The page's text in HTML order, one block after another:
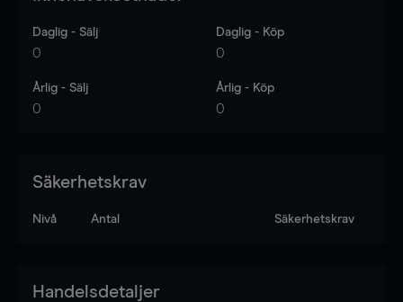
Daglig - Sälj
0
Daglig - Köp
0
Årlig - Sälj
0
Årlig - Köp
0
Säkerhetskrav
Nivå Antal Säkerhetskrav
Handelsdetaljer